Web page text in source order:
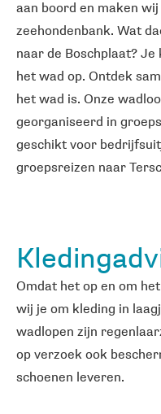
aan boord en maken
zeehondenbank. Wat
naar de Boschplaat?
het wad op. Ontdek
het wad is. Onze
georganiseerd in
geschikt voor
groepsreizen naar
Omdat het op en om
wij je om kleding in
wadlopen zijn
op verzoek ook
schoenen leveren.